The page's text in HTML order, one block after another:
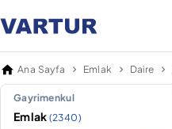
Ana Sayfa Emlak Daire
Gayrimenkul
Emlak (2340)